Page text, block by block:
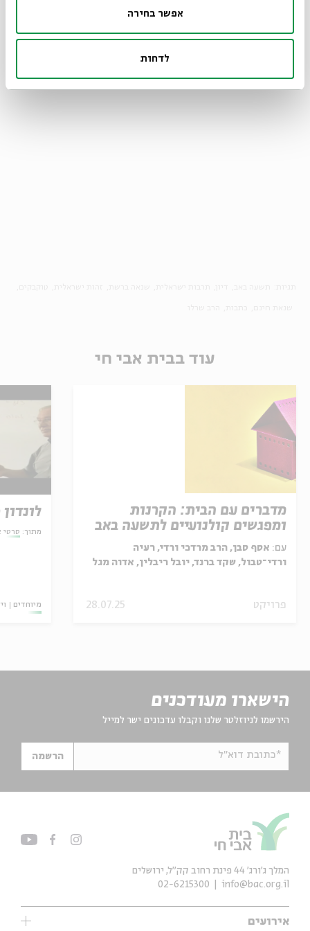
אפשר בחירה
לדחות
המחלוקת - כמקור לא אכזב לריבוי דעות, וכמקום שבו באה לידי
בני אדם, וראויים ליחס של כבוד.
הרב יובל שרלו הוא ראש ישיבת פתח תקוה
עוד בבית אבי חי
מדברים עם הבית: הקרנות
ומפגשים קולנועיים לתשעה באב
עם: אסף סבן, הרב מרדכי ורדי, רעיה
ורדי־טבול, שקד ברנד, יובל ריבלין, אדוה מגל
פרויקט 28.07.25
מתוך: סרטי
מיוחדים
הישארו מעודכנים
הירשמו לניוזלטר שלנו וקבלו עדכונים ישר למייל
*כתובת דוא"ל הרשמה
אירועים
המלך ג'ורג' 44 פינת רחוב קק״ל, ירושלים
info@bac.org.il
02-6215300